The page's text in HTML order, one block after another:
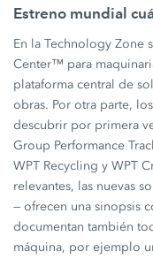
Estreno mundial
En la Technology Zone
Center™ para
plataforma central de
obras. Por otra parte,
descubrir por primera
Group Performance
WPT Recycling y WPT
relevantes, las nuevas
— ofrecen una sinopsis
documentan también
máquina, por ejemplo